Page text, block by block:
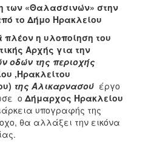
των «Θαλασσινών» στην
το Δήμο Ηρακλείου
η υλοποίηση του
Αρχής για την
οδών της περιοχής
,Ηρακλείτου
της Αλικαρνασού έργο
ο Δήμαρχος Ηρακλείου
υπογραφής της
θα αλλάξει την εικόνα